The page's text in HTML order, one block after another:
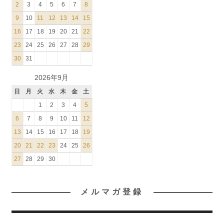
2
3 4 5 6 7
8
9
10 11 12 13 14
15
16
17 18 19 20 21
22
23
24 25 26 27 28
29
30
31
2026年9月
日 月 火 水 木 金
土
1
2 3 4
5
6
7 8 9 10 11
12
13
14 15 16 17 18
19
20
21 22 23 24 25
26
27
28 29 30
メルマガ登録